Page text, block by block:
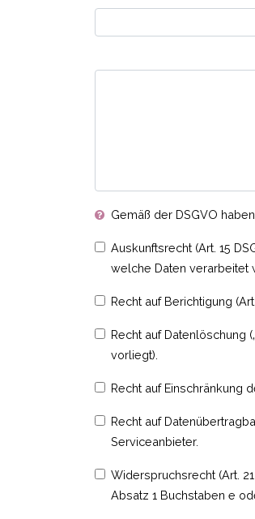
Gemäß der DSGVO
Auskunftsrecht (Art. 15
welche Daten verarbeitet
Recht auf Berichtigung
Recht auf Datenlöschung
vorliegt).
Recht auf Einschränkung
Recht auf
Serviceanbieter.
Widerspruchsrecht (Art.
Absatz 1 Buchstaben e